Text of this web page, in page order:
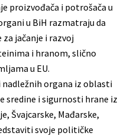
proizvođača i potrošača u
u BiH razmatraju da
jačanje i razvoj
i hranom, slično
u EU.
organa iz oblasti
sredine i sigurnosti hrane iz
Švajcarske, Mađarske,
svoje političke